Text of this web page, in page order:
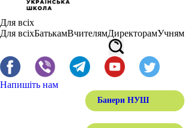
Для всіх
Для всіхБатькамВчителямДиректорамУчням
Напишіть нам
Банери НУШ